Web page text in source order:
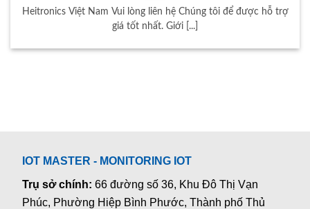
Heitronics Việt Nam Vui lòng liên hệ Chúng tôi để được hỗ trợ
giá tốt nhất. Giới [...]
IOT MASTER - MONITORING IOT
Trụ sở chính:66 đường số 36, Khu Đô Thị Vạn
Phúc, Phường Hiệp Bình Phước, Thành phố Thủ